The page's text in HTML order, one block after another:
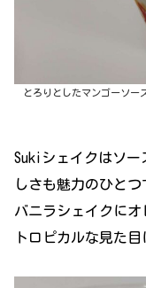
とろりとしたマンゴーソー
Sukiシェイクはソー
しさも魅力のひとつ
バニラシェイクにオ
トロピカルな見た